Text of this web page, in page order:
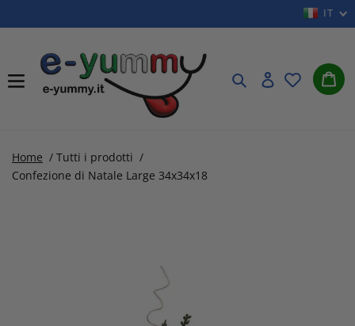
direttamente
contenuti
IT
Cerca Accedi
Home / Tutti i prodotti /
Confezione di Natale Large 34x34x18